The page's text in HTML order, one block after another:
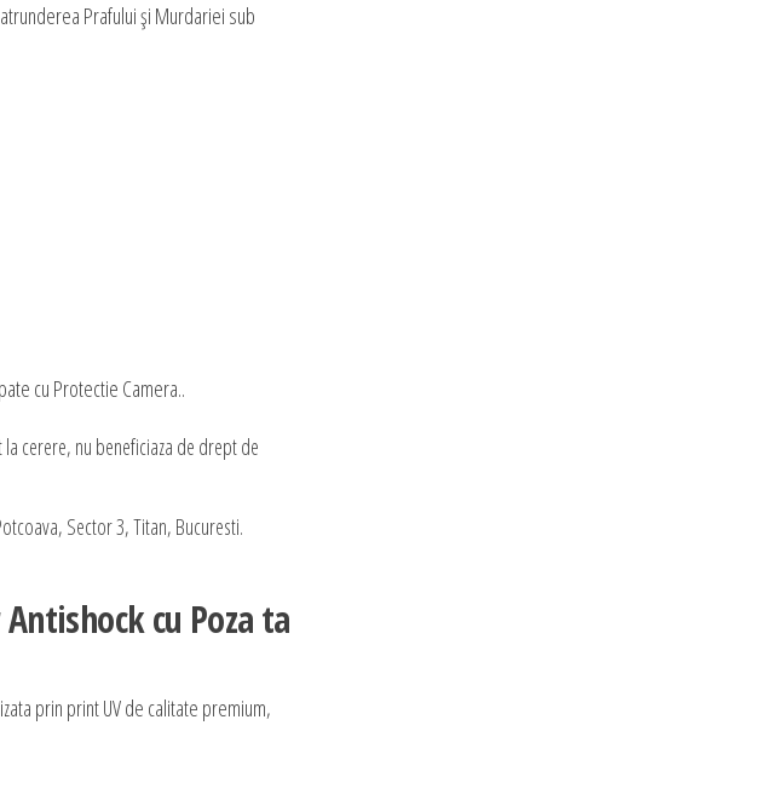
Prafului și Murdariei sub
cu Protectie Camera..
cerere, nu beneficiaza de drept de
Sector 3, Titan, Bucuresti.
cu Poza ta
prin print UV de calitate premium,